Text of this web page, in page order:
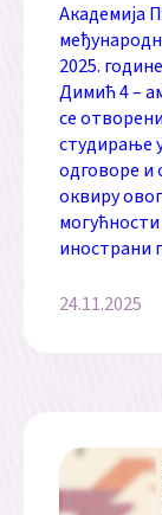
Академија
2025.
Димић 4 –
се
студирање
одговоре и
оквиру
инострани
24.11.2025